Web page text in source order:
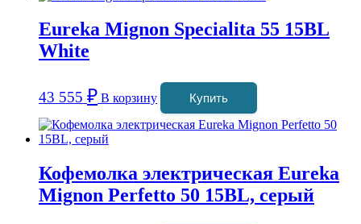
Eureka Mignon Specialita 55 15BL
White
43 555 ₽ В корзину Купить
Кофемолка электрическая Eureka
Mignon Perfetto 50 15BL, серый